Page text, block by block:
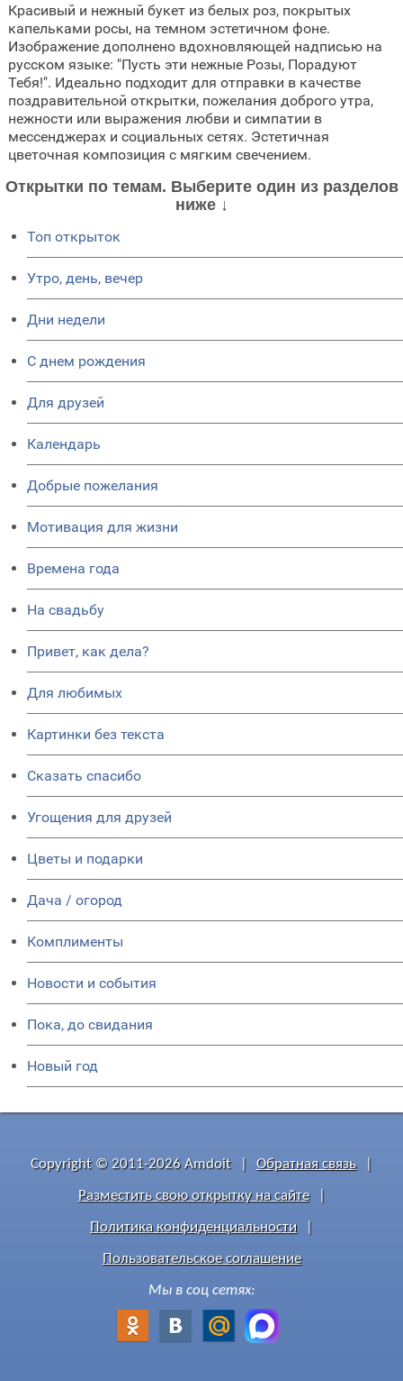
Красивый и нежный букет из белых роз, покрытых
капельками росы, на темном эстетичном фоне.
Изображение дополнено вдохновляющей надписью на
русском языке: "Пусть эти нежные Розы, Порадуют
Тебя!". Идеально подходит для отправки в качестве
поздравительной открытки, пожелания доброго утра,
нежности или выражения любви и симпатии в
мессенджерах и социальных сетях. Эстетичная
цветочная композиция с мягким свечением.
Открытки по темам. Выберите один из разделов
ниже ↓
Топ открыток
Утро, день, вечер
Дни недели
C днем рождения
Для друзей
Календарь
Добрые пожелания
Мотивация для жизни
Времена года
На свадьбу
Привет, как дела?
Для любимых
Картинки без текста
Сказать спасибо
Угощения для друзей
Цветы и подарки
Дача / огород
Комплименты
Новости и события
Пока, до свидания
Новый год
Copyright © 2011-2026 Amdoit Обратная связь
Разместить свою открытку на сайте
Политика конфиденциальности
Пользовательское соглашение
Мы в соц сетях: